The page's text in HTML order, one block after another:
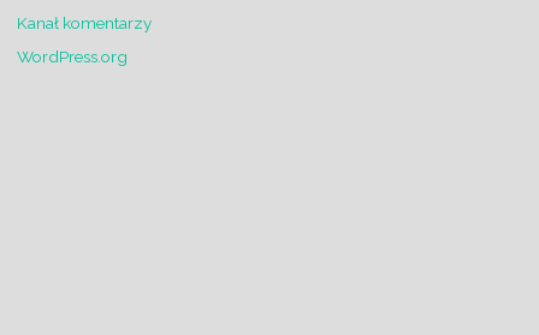
Kanał komentarzy
WordPress.org